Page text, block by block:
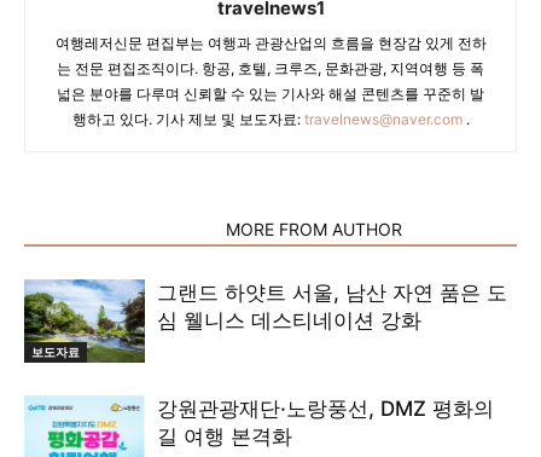
travelnews1
여행레저신문 편집부는 여행과 관광산업의 흐름을 현장감 있게 전하
는 전문 편집조직이다. 항공, 호텔, 크루즈, 문화관광, 지역여행 등 폭
넓은 분야를 다루며 신뢰할 수 있는 기사와 해설 콘텐츠를 꾸준히 발
행하고 있다. 기사 제보 및 보도자료: travelnews@naver.com.
MORE FROM AUTHOR
보도자료
그랜드 하얏트 서울, 남산 자연 품은 도
심 웰니스 데스티네이션 강화
강원관광재단·노랑풍선, DMZ 평화의
길 여행 본격화